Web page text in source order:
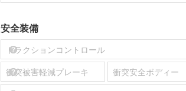
安全装備
トラクションコントロール
衝突被害軽減プレーキ
衝突安全ボディー